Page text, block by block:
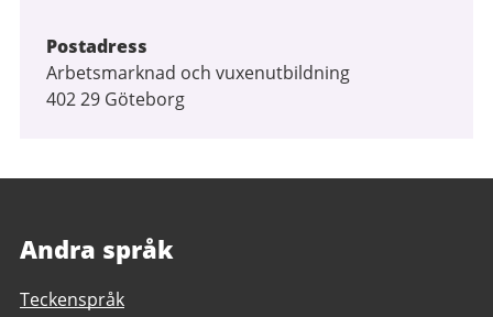
Postadress
Arbetsmarknad och vuxenutbildning
402 29 Göteborg
Andra språk
Teckenspråk